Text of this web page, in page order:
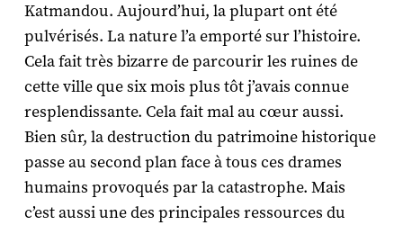
Katmandou. Aujourd’hui, la plupart ont été
pulvérisés. La nature l’a emporté sur l’histoire.
Cela fait très bizarre de parcourir les ruines de
cette ville que six mois plus tôt j’avais connue
resplendissante. Cela fait mal au cœur aussi.
Bien sûr, la destruction du patrimoine historique
passe au second plan face à tous ces drames
humains provoqués par la catastrophe. Mais
c’est aussi une des principales ressources du